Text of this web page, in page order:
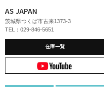
AS JAPAN
茨城県つくば市古来1373-3
TEL：029-846-5651
在庫一覧